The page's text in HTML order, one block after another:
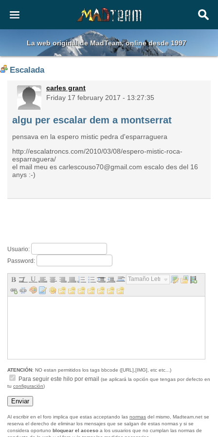
La web original de MadTeam, online desde 1997
Escalada
carles grant
Friday 17 february 2017 - 13:27:35
algu per escalar dem a montserrat
pensava en la espero mistic pedra d'esparraguera
http://escalatroncs.com/2010/03/08/espero-mistic-roca-
esparraguera/
el mail meu es carlescouso70@gmail.com escalo des del 16
anys :-)
Usuario:
Password:
Tamaño Letra...
ATENCIÓN: NO estan permitidos los tags bbcode ([URL],[IMG], etc etc...)
Para seguir este hilo por email
(se aplicará la opción que tengas por defecto en
tu configuración)
Al escribir en el foro implica que estas acceptando las normas del mismo, Madteam.net se
reserva el derecho de eliminar los mensajes que se salgan de estas normas y si se
considera oportuno bloquear el acceso a los usuarios que no cumplan las normas de